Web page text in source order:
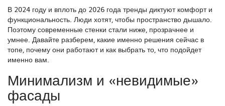
В 2024 году и вплоть до 2026 года тренды диктуют комфорт и
функциональность. Люди хотят, чтобы пространство дышало.
Поэтому современные стенки стали ниже, прозрачнее и
умнее. Давайте разберем, какие именно решения сейчас в
топе, почему они работают и как выбрать то, что подойдет
именно вам.
Минимализм и «невидимые»
фасады